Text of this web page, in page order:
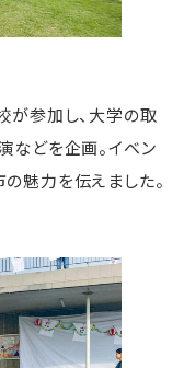
が参加し、大学の取
などを企画。イベン
魅力を伝えました。